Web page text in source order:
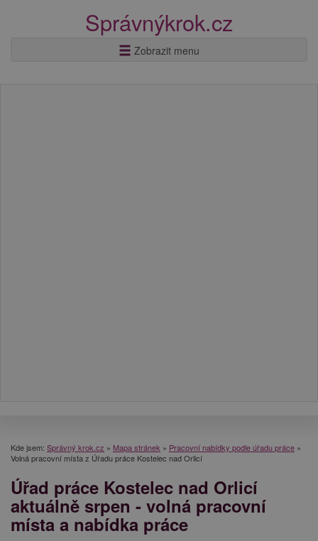
Správnýkrok.cz
Zobrazit menu
Kde jsem: Správný krok.cz » Mapa stránek » Pracovní nabídky podle úřadu práce »
Volná pracovní místa z Úřadu práce Kostelec nad Orlicí
Úřad práce Kostelec nad Orlicí
aktuálně srpen - volná pracovní
místa a nabídka práce